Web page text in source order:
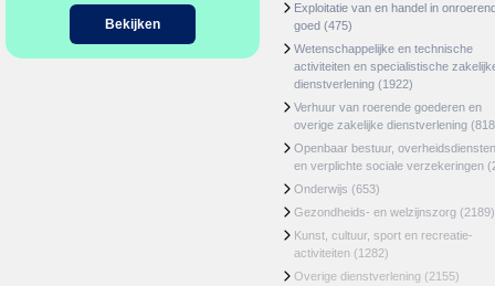
Bekijken
Exploitatie van en handel in
goed (475)
Wetenschappelijke en technische
activiteiten en specialistische
dienstverlening (1922)
Verhuur van roerende goederen en
overige zakelijke dienstverlening
Openbaar bestuur, overheidsdiensten
en verplichte sociale verzekeringen
Onderwijs (653)
Gezondheids- en welzijnszorg (2189)
Kunst, cultuur, sport en recreatie-
activiteiten (1282)
Overige dienstverlening (2155)